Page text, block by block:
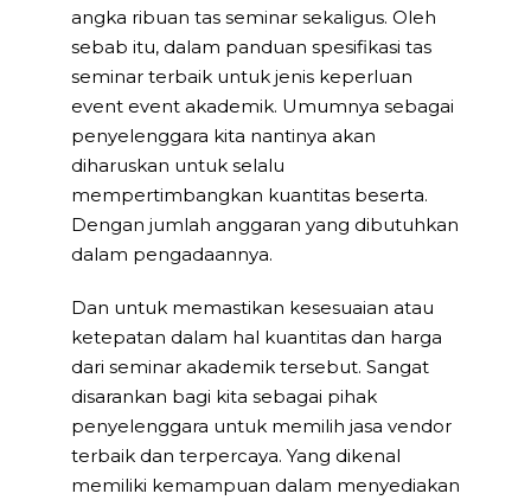
angka ribuan tas seminar sekaligus. Oleh
sebab itu, dalam panduan spesifikasi tas
seminar terbaik untuk jenis keperluan
event event akademik. Umumnya sebagai
penyelenggara kita nantinya akan
diharuskan untuk selalu
mempertimbangkan kuantitas beserta.
Dengan jumlah anggaran yang dibutuhkan
dalam pengadaannya.
Dan untuk memastikan kesesuaian atau
ketepatan dalam hal kuantitas dan harga
dari seminar akademik tersebut. Sangat
disarankan bagi kita sebagai pihak
penyelenggara untuk memilih jasa vendor
terbaik dan terpercaya. Yang dikenal
memiliki kemampuan dalam menyediakan